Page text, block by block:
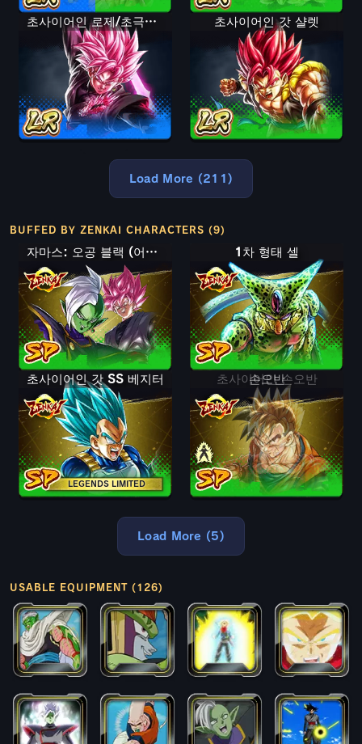
초사이어인 로제/초극악화 오공 블랙 초사이어인 갓 샬렛
Load More (211)
BUFFED BY ZENKAI CHARACTERS (9)
자마스: 오공 블랙 (어시스트) 1차 형태 셀
LEGENDS LIMITED
초사이어인 갓 SS 베지터 손오반
초사이어인 손오반
Load More (5)
USABLE EQUIPMENT (126)